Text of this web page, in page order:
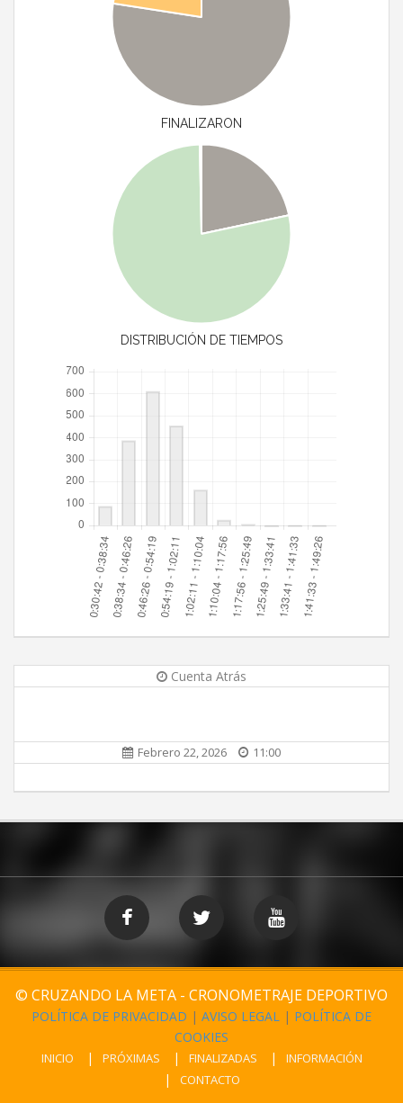
FINALIZARON
DISTRIBUCIÓN DE TIEMPOS
Cuenta Atrás
Febrero 22, 2026 11:00
© CRUZANDO LA META - CRONOMETRAJE DEPORTIVO
POLÍTICA DE PRIVACIDAD | AVISO LEGAL | POLÍTICA DE
COOKIES
INICIO PRÓXIMAS FINALIZADAS
INFORMACIÓN
CONTACTO